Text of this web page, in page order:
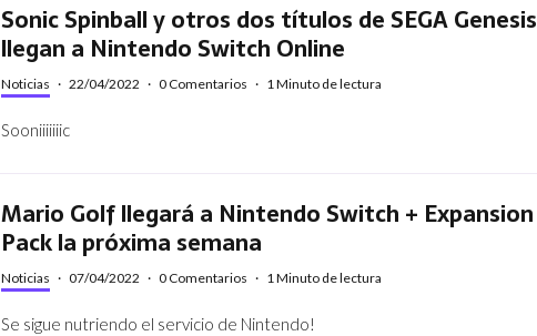
Sonic Spinball y otros dos títulos de SEGA Genesis
llegan a Nintendo Switch Online
Noticias · 22/04/2022 · 0 Comentarios · 1 Minuto de lectura
Sooniiiiiiic
Mario Golf llegará a Nintendo Switch + Expansion
Pack la próxima semana
Noticias · 07/04/2022 · 0 Comentarios · 1 Minuto de lectura
Se sigue nutriendo el servicio de Nintendo!